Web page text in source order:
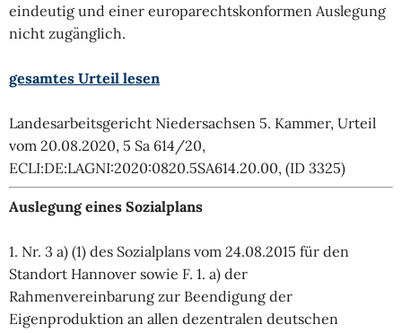
eindeutig und einer europarechtskonformen Auslegung
nicht zugänglich.
gesamtes Urteil lesen
Landesarbeitsgericht Niedersachsen 5. Kammer, Urteil
vom 20.08.2020, 5 Sa 614/20,
ECLI:DE:LAGNI:2020:0820.5SA614.20.00, (ID 3325)
Auslegung eines Sozialplans
1. Nr. 3 a) (1) des Sozialplans vom 24.08.2015 für den
Standort Hannover sowie F. 1. a) der
Rahmenvereinbarung zur Beendigung der
Eigenproduktion an allen dezentralen deutschen